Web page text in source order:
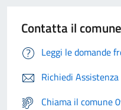
Contatta il comune
Leggi le domande
Richiedi Assistenza
Chiama il comune